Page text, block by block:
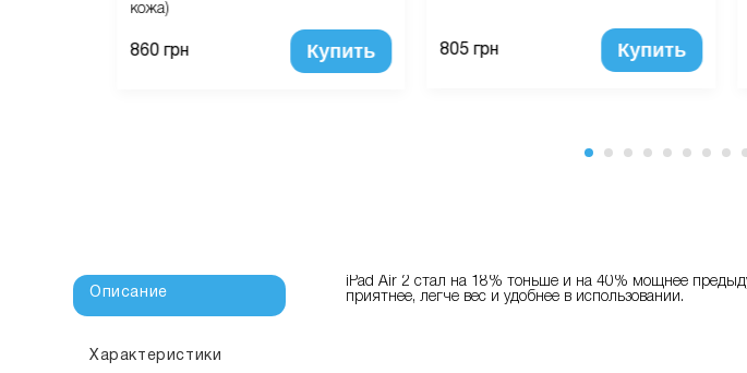
кожа)
860 грн Купить 805 грн Купить
Описание
Характеристики
iPad Air 2 стал на 18% тоньше и на 40% мощнее
приятнее, легче вес и удобнее в использовании.